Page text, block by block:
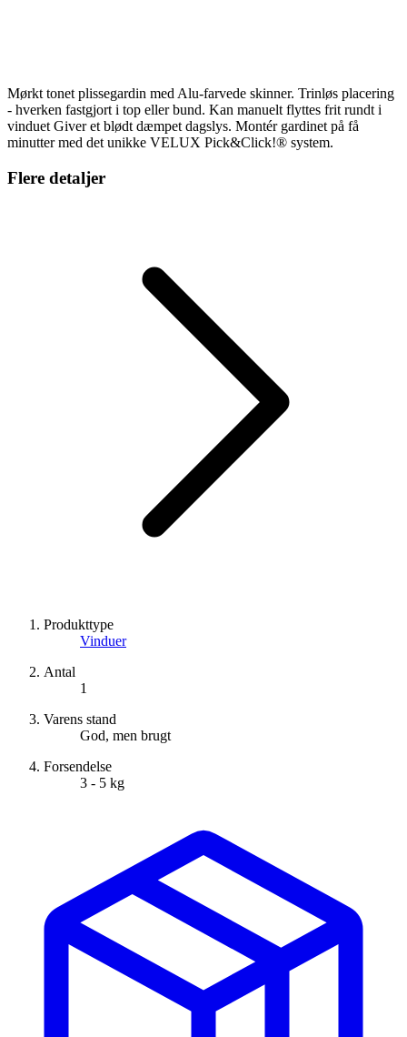
Mørkt tonet plissegardin med Alu-farvede skinner. Trinløs placering
- hverken fastgjort i top eller bund. Kan manuelt flyttes frit rundt i
vinduet Giver et blødt dæmpet dagslys. Montér gardinet på få
minutter med det unikke VELUX Pick&Click!® system.
Flere detaljer
Produkttype
Vinduer
Antal
1
Varens stand
God, men brugt
Forsendelse
3 - 5 kg